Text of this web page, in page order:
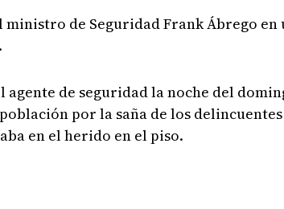
ministro de Seguridad Frank Ábrego
agente de seguridad la noche del
por la saña de los
en el herido en el piso.